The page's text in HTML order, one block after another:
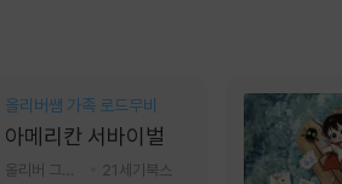
올리버쌤 가족 로드무비
아메리칸 서바이벌
21세기북스